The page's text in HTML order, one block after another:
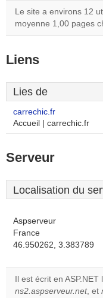
Le site a environs 12
moyenne 1,00 pages
Liens
Lies de
carrechic.fr
Accueil | carrechic.fr
Serveur
Localisation du
Aspserveur
France
46.950262, 3.383789
Il est écrit en
ns2.aspserveur.net, et